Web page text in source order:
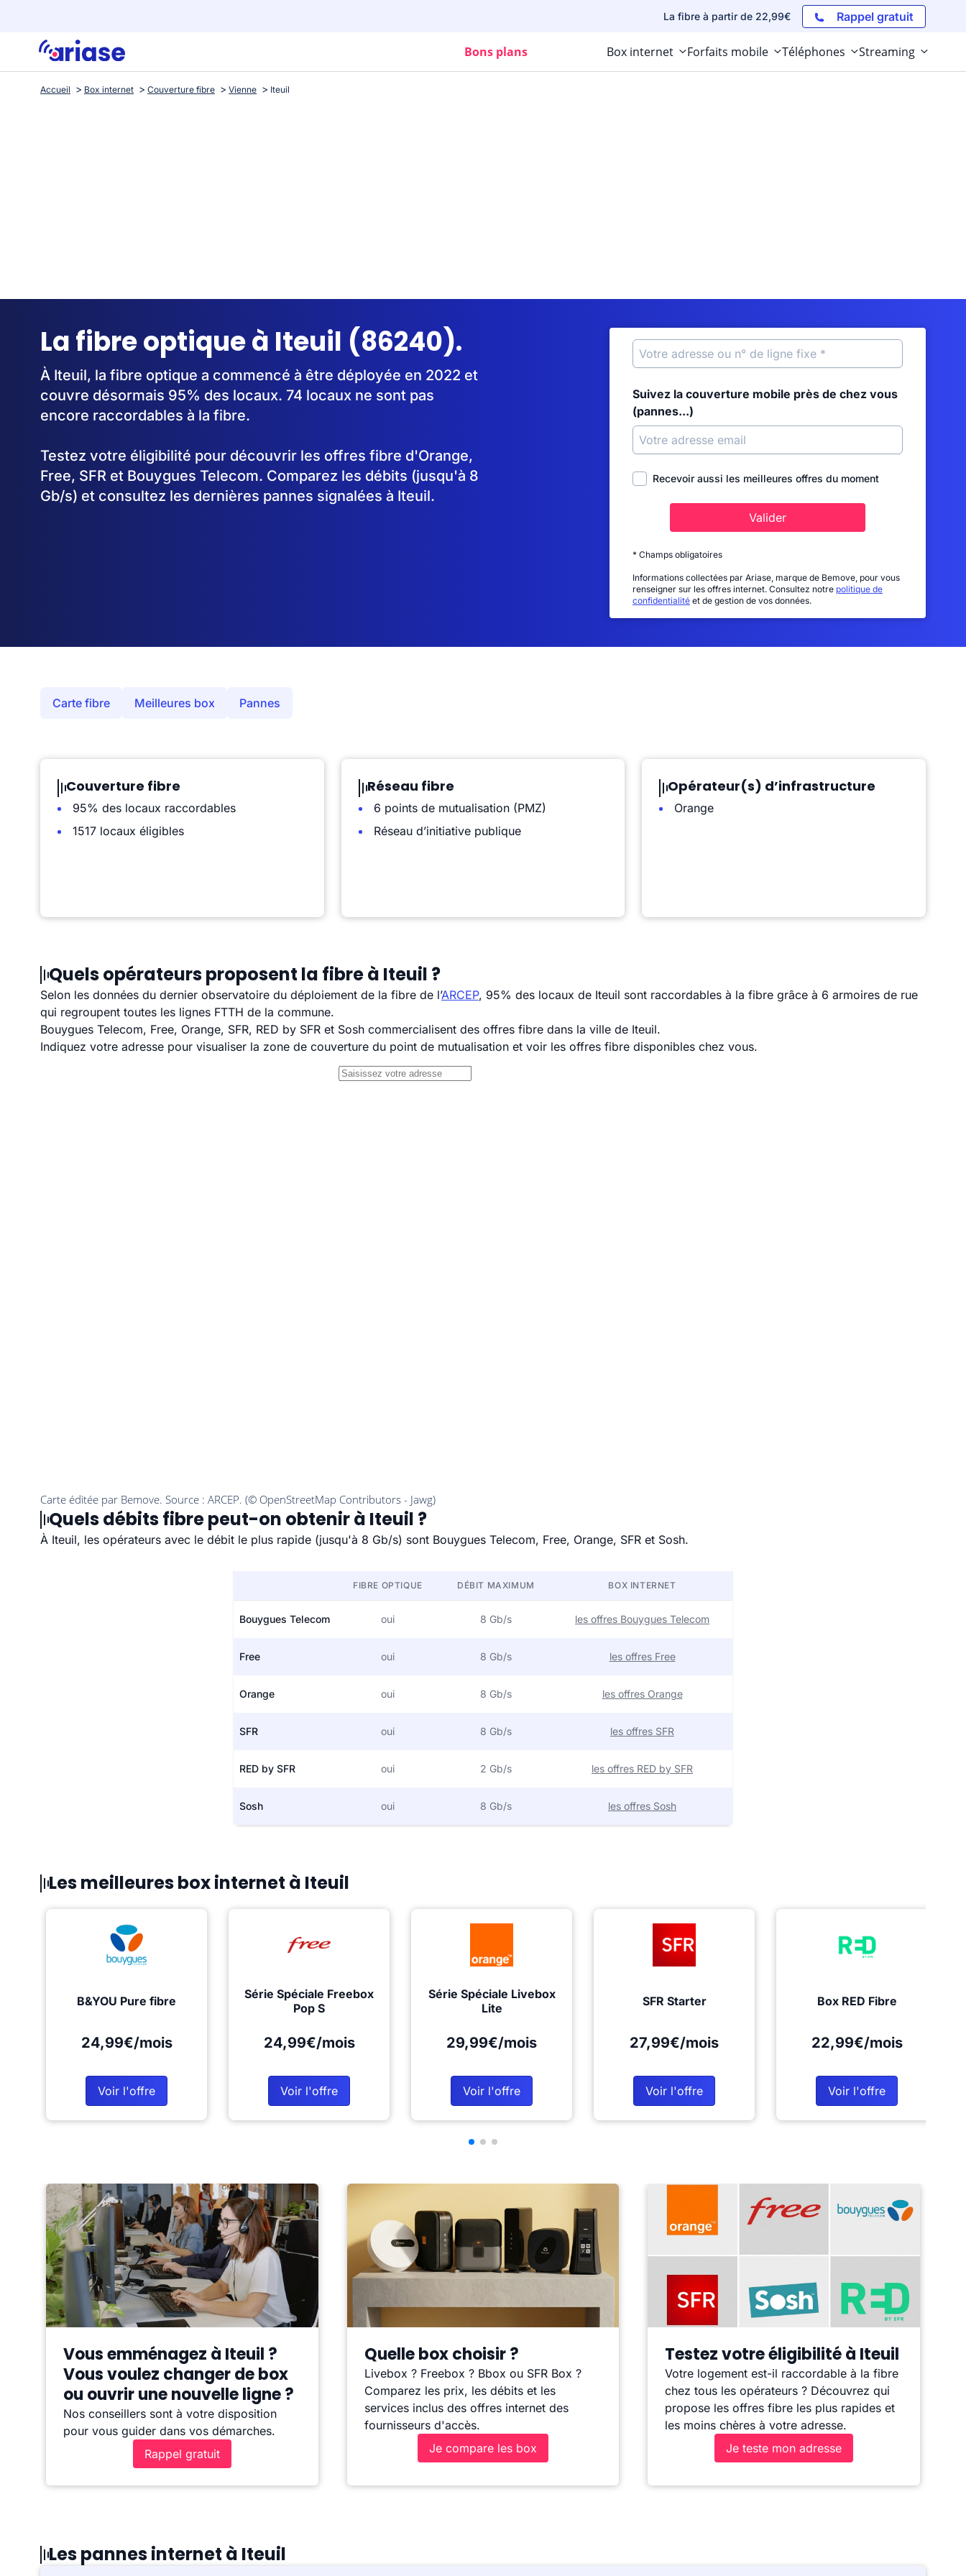
La fibre à partir de 22,99€ Rappel gratuit
Bons plans Box internet Forfaits mobile Téléphones Streaming
Accueil Box internet Couverture fibre Vienne Iteuil
La fibre optique à Iteuil (86240).
À Iteuil, la fibre optique a commencé à être déployée en 2022 et
couvre désormais 95% des locaux. 74 locaux ne sont pas
encore raccordables à la fibre.
Testez votre éligibilité pour découvrir les offres fibre d'Orange,
Free, SFR et Bouygues Telecom. Comparez les débits (jusqu'à 8
Gb/s) et consultez les dernières pannes signalées à Iteuil.
Suivez la couverture mobile près de chez vous
(pannes...)
Recevoir aussi les meilleures offres du moment
Valider
* Champs obligatoires
Informations collectées par Ariase, marque de Bemove, pour vous
renseigner sur les offres internet. Consultez notre politique de
confidentialité et de gestion de vos données.
Carte fibre Meilleures box Pannes
Couverture fibre
95% des locaux raccordables
1517 locaux éligibles
Réseau fibre
6 points de mutualisation (PMZ)
Réseau d’initiative publique
Opérateur(s) d’infrastructure
Orange
Quels opérateurs proposent la fibre à Iteuil ?
Selon les données du dernier observatoire du déploiement de la fibre de l’ARCEP, 95% des locaux de Iteuil sont raccordables à la fibre grâce à 6 armoires de rue
qui regroupent toutes les lignes FTTH de la commune.
Bouygues Telecom, Free, Orange, SFR, RED by SFR et Sosh commercialisent des offres fibre dans la ville de Iteuil.
Indiquez votre adresse pour visualiser la zone de couverture du point de mutualisation et voir les offres fibre disponibles chez vous.
Quels débits fibre peut-on obtenir à Iteuil ?
À Iteuil, les opérateurs avec le débit le plus rapide (jusqu'à 8 Gb/s) sont Bouygues Telecom, Free, Orange, SFR et Sosh.
FIBRE OPTIQUE DÉBIT MAXIMUM BOX INTERNET
Bouygues Telecom oui 8 Gb/s les offres Bouygues Telecom
Free oui 8 Gb/s les offres Free
Orange oui 8 Gb/s les offres Orange
SFR oui 8 Gb/s les offres SFR
RED by SFR oui 2 Gb/s les offres RED by SFR
Sosh oui 8 Gb/s les offres Sosh
Les meilleures box internet à Iteuil
B&YOU Pure fibre
24,99€/mois
Voir l'offre
Série Spéciale Freebox
Pop S
24,99€/mois
Voir l'offre
Série Spéciale Livebox
Lite
29,99€/mois
Voir l'offre
SFR Starter
27,99€/mois
Voir l'offre
Box RED Fibre
22,99€/mois
Voir l'offre
Vous emménagez à Iteuil ?
Vous voulez changer de box
ou ouvrir une nouvelle ligne ?
Nos conseillers sont à votre disposition
pour vous guider dans vos démarches.
Rappel gratuit
Quelle box choisir ?
Livebox ? Freebox ? Bbox ou SFR Box ?
Comparez les prix, les débits et les
services inclus des offres internet des
fournisseurs d'accès.
Je compare les box
Testez votre éligibilité à Iteuil
Votre logement est-il raccordable à la fibre
chez tous les opérateurs ? Découvrez qui
propose les offres fibre les plus rapides et
les moins chères à votre adresse.
Je teste mon adresse
Les pannes internet à Iteuil